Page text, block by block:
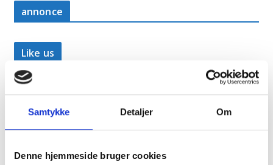
Samtykke Detaljer Om
Denne hjemmeside bruger cookies
annonce
Like us
RAINBOW BUSINESS DENMARK